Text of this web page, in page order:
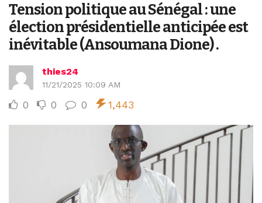
Tension politique au Sénégal : une
élection présidentielle anticipée est
inévitable (Ansoumana Dione) .
thies24
11/21/2025 10:09 AM
0 0 0 1,443